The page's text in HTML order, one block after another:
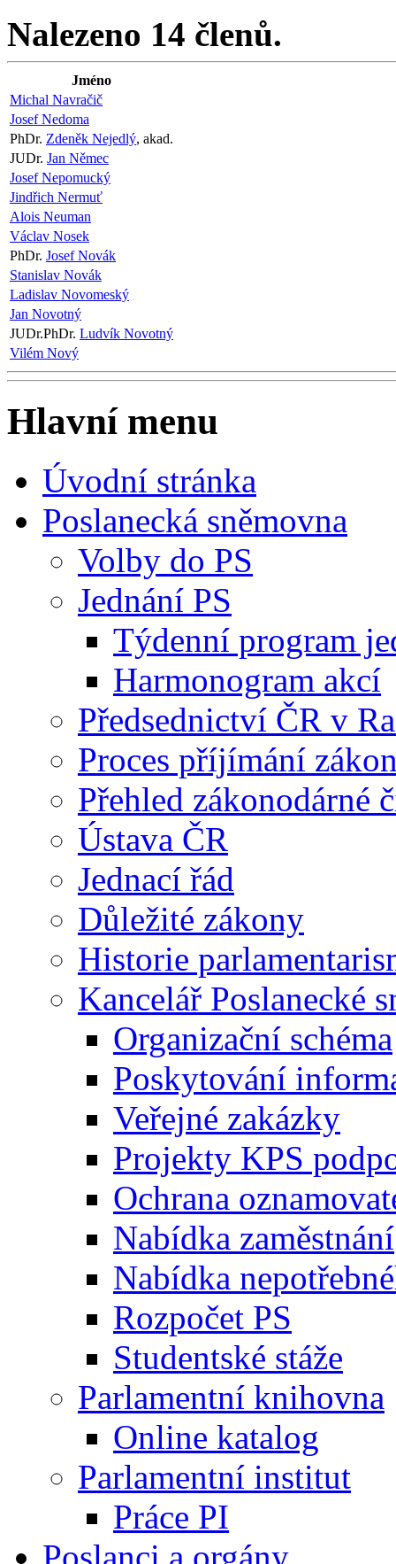
Nalezeno 14 členů.
Jméno
Michal Navračič
Josef Nedoma
PhDr. Zdeněk Nejedlý, akad.
JUDr. Jan Němec
Josef Nepomucký
Jindřich Nermuť
Alois Neuman
Václav Nosek
PhDr. Josef Novák
Stanislav Novák
Ladislav Novomeský
Jan Novotný
JUDr.PhDr. Ludvík Novotný
Vilém Nový
Hlavní menu
Úvodní stránka
Poslanecká sněmovna
Volby do PS
Jednání PS
Týdenní program
Harmonogram akcí
Předsednictví ČR v
Proces příjímání
Přehled zákonodárné
Ústava ČR
Jednací řád
Důležité zákony
Historie
Kancelář Poslanecké
Organizační schéma
Poskytování
Veřejné zakázky
Projekty KPS
Ochrana
Nabídka zaměstnání
Nabídka
Rozpočet PS
Studentské stáže
Parlamentní knihovna
Online katalog
Parlamentní institut
Práce PI
Poslanci a orgány